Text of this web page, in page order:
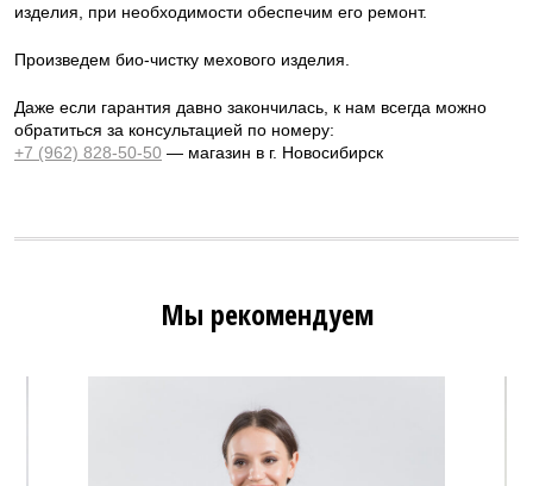
изделия, при необходимости обеспечим его ремонт.
Произведем био-чистку мехового изделия.
Даже если гарантия давно закончилась, к нам всегда можно
обратиться за консультацией по номеру:
+7 (962) 828-50-50 — магазин в г. Новосибирск
Мы рекомендуем